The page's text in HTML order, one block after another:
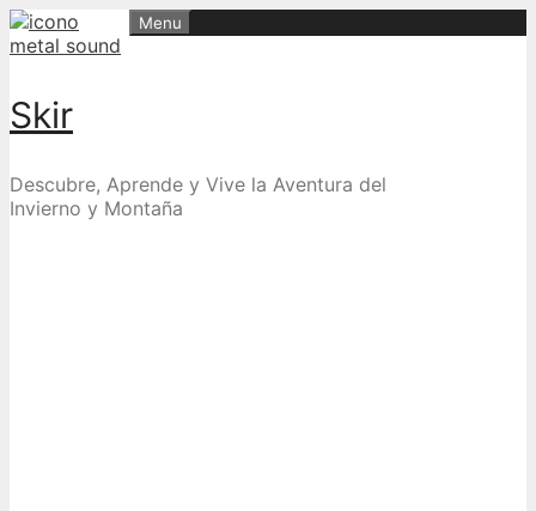
Skip
to
Skir
Descubre, Aprende y Vive la Aventura del
Invierno y Montaña
Menu